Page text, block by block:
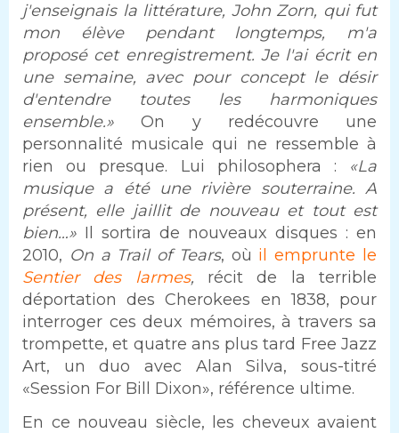
j'enseignais la littérature, John Zorn, qui fut
mon élève pendant longtemps, m'a
proposé cet enregistrement. Je l'ai écrit en
une semaine, avec pour concept le désir
d'entendre toutes les harmoniques
ensemble.» On y redécouvre une
personnalité musicale qui ne ressemble à
rien ou presque. Lui philosophera : «La
musique a été une rivière souterraine. A
présent, elle jaillit de nouveau et tout est
bien…» Il sortira de nouveaux disques : en
2010, On a Trail of Tears, où il emprunte le
Sentier des larmes, récit de la terrible
déportation des Cherokees en 1838, pour
interroger ces deux mémoires, à travers sa
trompette, et quatre ans plus tard Free Jazz
Art, un duo avec Alan Silva, sous-titré
«Session For Bill Dixon», référence ultime.
En ce nouveau siècle, les cheveux avaient